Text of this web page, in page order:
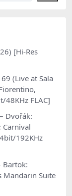
[Hi-Res
(Live at Sala
48KHz FLAC]
Dvořák:
Carnival
192KHz
Bartok:
Mandarin Suite